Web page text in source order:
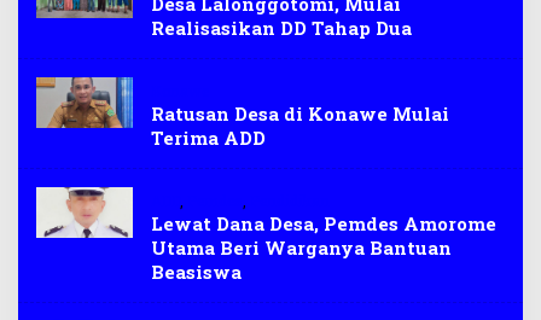
Realisasikan DD Tahap Dua
Ratusan Desa di Konawe Mulai
Terima ADD
Lewat Dana Desa, Pemdes Amorome
Utama Beri Warganya Bantuan
Beasiswa